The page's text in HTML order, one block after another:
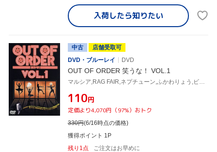
入荷したら知りたい
中古
店舗受取可
DVD・ブルーレイ
DVD
OUT OF ORDER 笑うな！ VOL.1
マルシア,RAG FAIR,ネプチューン,ふかわりょう,ビビる大木
¥110円
定価より4,070円（97%）おトク
330円(6/16時点の価格)
獲得ポイント 1P
残り1点
ご注文はお早めに